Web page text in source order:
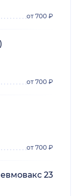
от 700 ₽
от 700 ₽
от 700 ₽
23